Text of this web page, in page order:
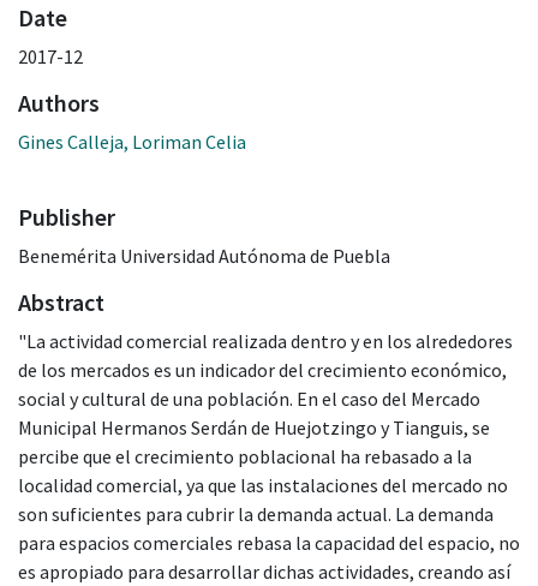
Date
2017-12
Authors
Gines Calleja, Loriman Celia
Publisher
Benemérita Universidad Autónoma de Puebla
Abstract
"La actividad comercial realizada dentro y en los alrededores
de los mercados es un indicador del crecimiento económico,
social y cultural de una población. En el caso del Mercado
Municipal Hermanos Serdán de Huejotzingo y Tianguis, se
percibe que el crecimiento poblacional ha rebasado a la
localidad comercial, ya que las instalaciones del mercado no
son suficientes para cubrir la demanda actual. La demanda
para espacios comerciales rebasa la capacidad del espacio, no
es apropiado para desarrollar dichas actividades, creando así